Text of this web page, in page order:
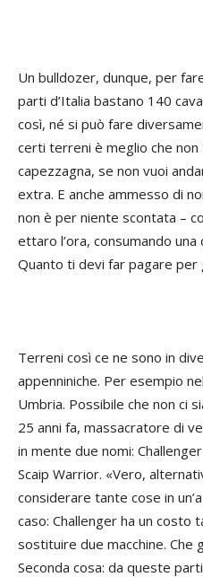
Un bulldozer, dunque, per
parti d’Italia bastano 140
così, né si può fare
certi terreni è meglio che non
capezzagna, se non vuoi
extra. E anche ammesso di
non è per niente scontata –
ettaro l’ora, consumando
Quanto ti devi far pagare per
Terreni così ce ne sono in
appenniniche. Per esempio
Umbria. Possibile che non ci
25 anni fa, massacratore di
in mente due nomi:
Scaip Warrior. «Vero,
considerare tante cose in
caso: Challenger ha un costo
sostituire due macchine. Che
Seconda cosa: da queste